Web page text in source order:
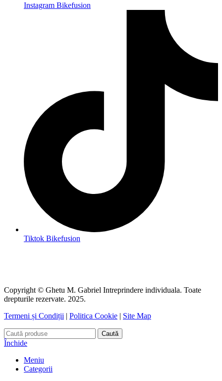
Instagram Bikefusion
Tiktok Bikefusion
Copyright © Ghetu M. Gabriel Intreprindere individuala. Toate
drepturile rezervate. 2025.
Termeni și Condiții | Politica Cookie | Site Map
Caută
Închide
Meniu
Categorii